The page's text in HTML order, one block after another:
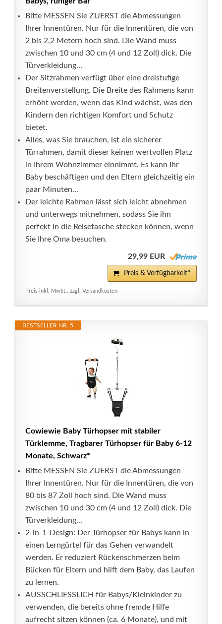
Bitte MESSEN Sie ZUERST die Abmessungen
Ihrer Innentüren. Nur für die Innentüren, die von
2 bis 2,2 Metern hoch sind. Die Wand muss
zwischen 10 und 30 cm (4 und 12 Zoll) dick. Die
Türverkleidung...
Der Sitzrahmen verfügt über eine dreistufige
Breitenverstellung. Die Breite des Rahmens kann
erhöht werden, wenn das Kind wächst, was den
Kindern den richtigen Komfort und Schutz
bietet.
Alles, was Sie brauchen, ist ein sicherer
Türrahmen, damit dieser keinen wertvollen Platz
in Ihrem Wohnzimmer einnimmt. Es kann Ihr
Baby beschäftigen und den Eltern gleichzeitig ein
paar Minuten...
Der leichte Rahmen lässt sich leicht abnehmen
und unterwegs mitnehmen, sodass Sie ihn
perfekt in die Reisetasche stecken können, wenn
Sie Ihre Oma besuchen.
29,99 EUR
Preis & Verfügbarkeit*
Preis inkl. MwSt., zzgl. Versandkosten
BESTSELLER NR. 5
Cowiewie Baby Türhopser mit stabiler
Türklemme, Tragbarer Türhopser für Baby 6-12
Monate, Schwarz*
Bitte MESSEN Sie ZUERST die Abmessungen
Ihrer Innentüren. Nur für die Innentüren, die von
80 bis 87 Zoll hoch sind. Die Wand muss
zwischen 10 und 30 cm (4 und 12 Zoll) dick. Die
Türverkleidung...
2-in-1-Design: Der Türhopser für Babys kann in
einen Lerngürtel für das Gehen verwandelt
werden. Er reduziert Rückenschmerzen beim
Bücken für Eltern und hilft dem Baby, das Laufen
zu lernen.
AUSSCHLIESSLICH für Babys/Kleinkinder zu
verwenden, die bereits ohne fremde Hilfe
aufrecht sitzen kӧnnen (ca. 6 Monate), und mit